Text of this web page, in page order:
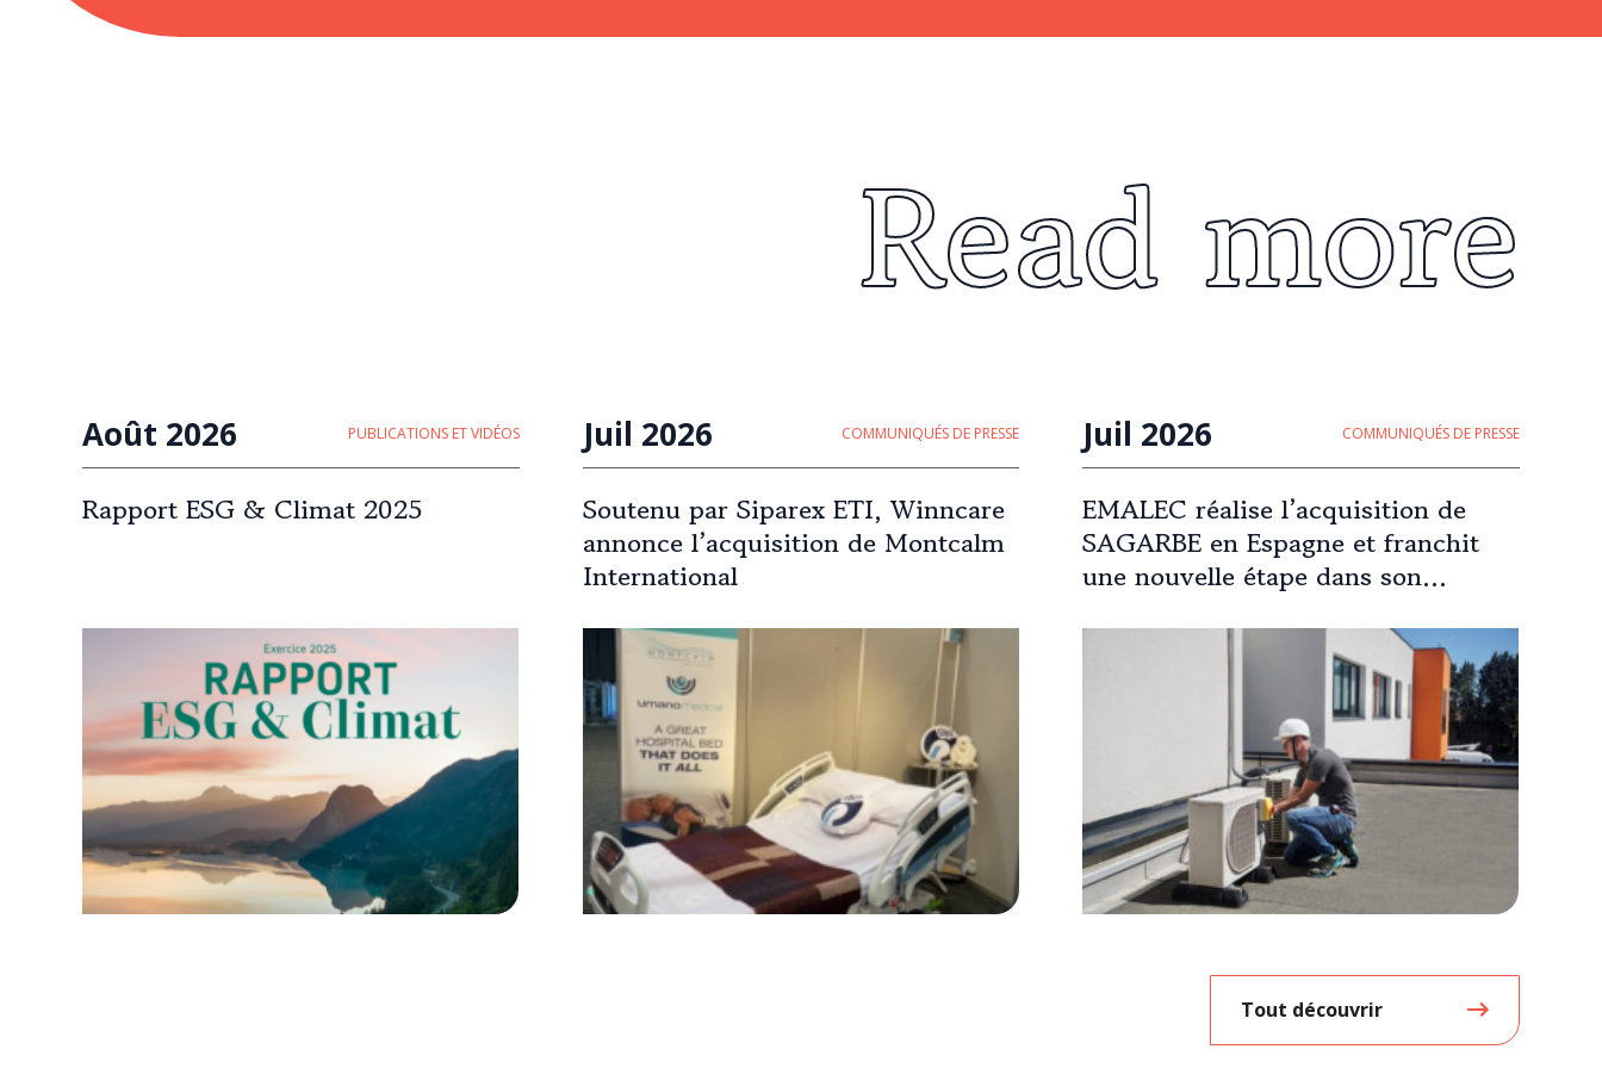
Read more
Août 2026 PUBLICATIONS ET VIDÉOS
Rapport ESG & Climat 2025
Juil 2026 COMMUNIQUÉS DE PRESSE
Soutenu par Siparex ETI, Winncare
annonce l’acquisition de Montcalm
International
Juil 2026 COMMUNIQUÉS DE PRESSE
EMALEC réalise l’acquisition de
SAGARBE en Espagne et franchit
une nouvelle étape dans son
Tout découvrir